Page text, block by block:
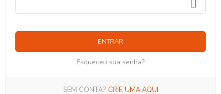
ENTRAR
Esqueceu sua senha?
SEM CONTA? CRIE UMA AQUI